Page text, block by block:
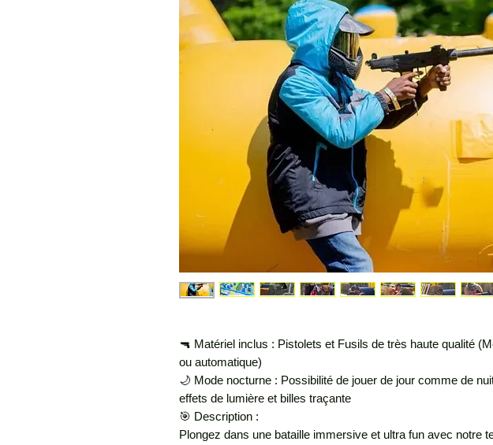
🔫 Matériel inclus : Pistolets et Fusils de très haute qualité
ou automatique)
🌙 Mode nocturne : Possibilité de jouer de jour comme de
effets de lumière et billes traçante
🎯 Description :
Plongez dans une bataille immersive et ultra fun avec notre